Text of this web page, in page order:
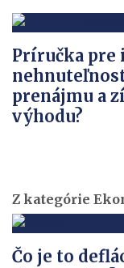
Príručka pre
prenájmu a
výhodu?
Z kategórie
Čo je to